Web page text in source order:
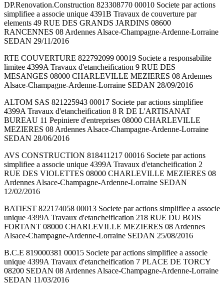
DP.Renovation.Construction 823308770 00010 Societe par actions
simplifiee a associe unique 4391B Travaux de couverture par
elements 49 RUE DES GRANDS JARDINS 08600
RANCENNES 08 Ardennes Alsace-Champagne-Ardenne-Lorraine
SEDAN 29/11/2016
RTE COUVERTURE 822792099 00019 Societe a responsabilite
limitee 4399A Travaux d'etancheification 9 RUE DES
MESANGES 08000 CHARLEVILLE MEZIERES 08 Ardennes
Alsace-Champagne-Ardenne-Lorraine SEDAN 28/09/2016
ALTOM SAS 821225943 00017 Societe par actions simplifiee
4399A Travaux d'etancheification 8 R DE L'ARTISANAT
BUREAU 11 Pepiniere d'entreprises 08000 CHARLEVILLE
MEZIERES 08 Ardennes Alsace-Champagne-Ardenne-Lorraine
SEDAN 28/06/2016
AVS CONSTRUCTION 818411217 00016 Societe par actions
simplifiee a associe unique 4399A Travaux d'etancheification 2
RUE DES VIOLETTES 08000 CHARLEVILLE MEZIERES 08
Ardennes Alsace-Champagne-Ardenne-Lorraine SEDAN
12/02/2016
BATIEST 822174058 00013 Societe par actions simplifiee a associe
unique 4399A Travaux d'etancheification 218 RUE DU BOIS
FORTANT 08000 CHARLEVILLE MEZIERES 08 Ardennes
Alsace-Champagne-Ardenne-Lorraine SEDAN 25/08/2016
B.C.E 819000381 00015 Societe par actions simplifiee a associe
unique 4399A Travaux d'etancheification 7 PLACE DE TORCY
08200 SEDAN 08 Ardennes Alsace-Champagne-Ardenne-Lorraine
SEDAN 11/03/2016